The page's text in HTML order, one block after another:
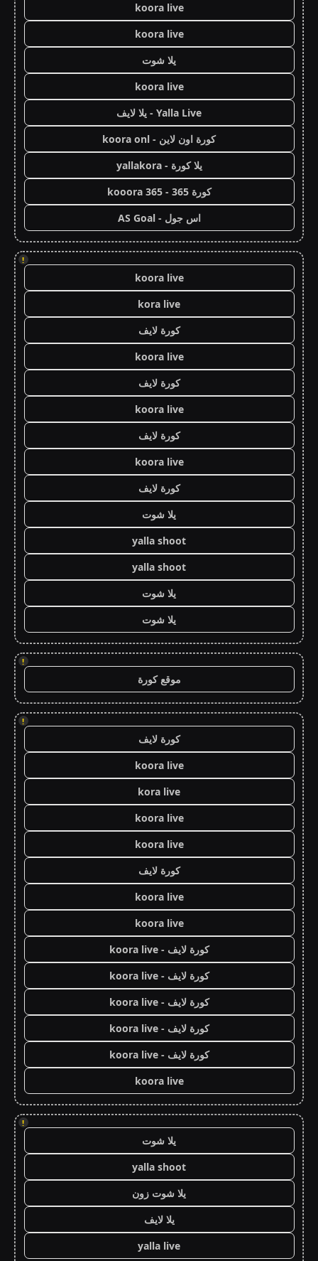
koora live
koora live
يلا شوت
koora live
Yalla Live - يلا لايف
كورة اون لاين - koora onl
يلا كورة - yallakora
كورة 365 - kooora 365
اس جول - AS Goal
!
koora live
kora live
كورة لايف
koora live
كورة لايف
koora live
كورة لايف
koora live
كورة لايف
يلا شوت
yalla shoot
yalla shoot
يلا شوت
يلا شوت
!
موقع كورة
!
كورة لايف
koora live
kora live
koora live
koora live
كورة لايف
koora live
koora live
كورة لايف - koora live
كورة لايف - koora live
كورة لايف - koora live
كورة لايف - koora live
كورة لايف - koora live
koora live
!
يلا شوت
yalla shoot
يلا شوت زون
يلا لايف
yalla live